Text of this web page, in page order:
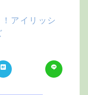
アイリッシ